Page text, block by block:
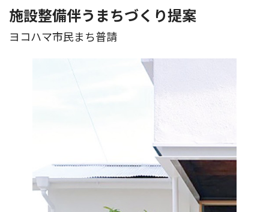
施設整備伴うまちづくり提案
ヨコハマ市民まち普請